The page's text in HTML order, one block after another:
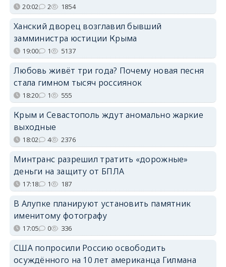
20:02 2 1854
Ханский дворец возглавил бывший
замминистра юстиции Крыма
19:00 1 5137
Любовь живёт три года? Почему новая песня
стала гимном тысяч россиянок
18:20 1 555
Крым и Севастополь ждут аномально жаркие
выходные
18:02 4 2376
Минтранс разрешил тратить «дорожные»
деньги на защиту от БПЛА
17:18 1 187
В Алупке планируют установить памятник
именитому фотографу
17:05 0 336
США попросили Россию освободить
осуждённого на 10 лет американца Гилмана